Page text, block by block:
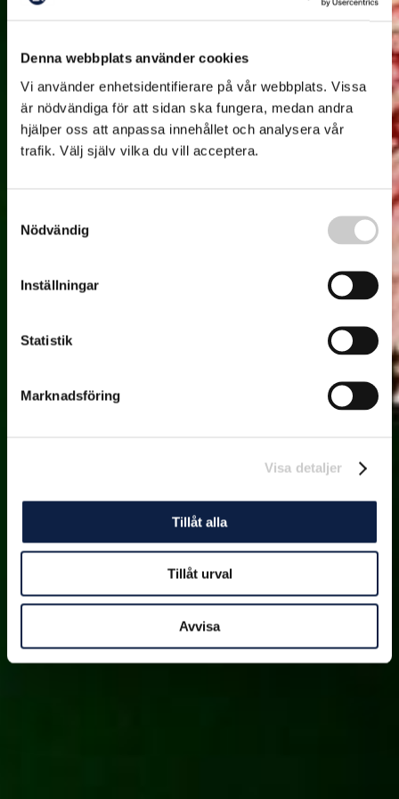
Denna webbplats använder cookies
Vi använder enhetsidentifierare på vår webbplats. Vissa
är nödvändiga för att sidan ska fungera, medan andra
hjälper oss att anpassa innehållet och analysera vår
trafik. Välj själv vilka du vill acceptera.
Nödvändig
Inställningar
Statistik
Marknadsföring
Visa detaljer
Tillåt alla
Tillåt urval
Avvisa